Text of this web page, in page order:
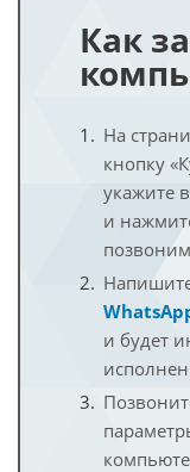
Как
На
кнопку
укажите
и
и будет